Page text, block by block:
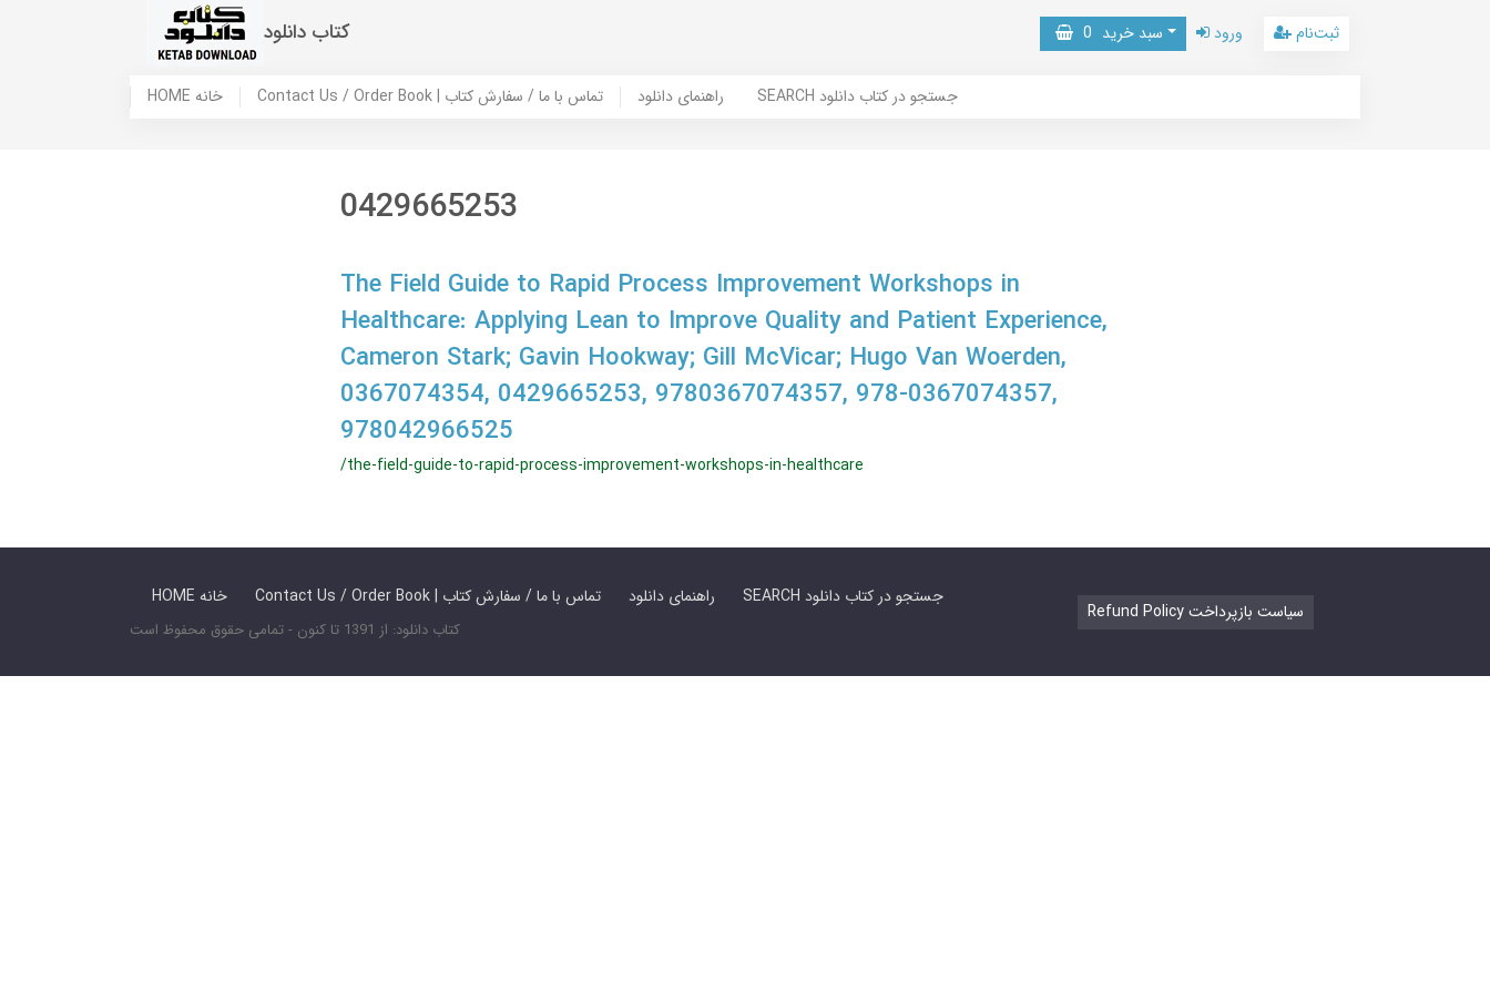
کتاب دانلود سبد خرید 0 ورود ثبت‌نام
HOME خانه Contact Us / Order Book | تماس با ما / سفارش کتاب راهنمای دانلود SEARCH جستجو در کتاب دانلود
0429665253
The Field Guide to Rapid Process Improvement Workshops in
Healthcare: Applying Lean to Improve Quality and Patient Experience,
Cameron Stark; Gavin Hookway; Gill McVicar; Hugo Van Woerden,
0367074354, 0429665253, 9780367074357, 978-0367074357,
978042966525
/the-field-guide-to-rapid-process-improvement-workshops-in-healthcare
HOME خانه Contact Us / Order Book | تماس با ما / سفارش کتاب راهنمای دانلود SEARCH جستجو در کتاب دانلود
کتاب دانلود: از 1391 تا کنون - تمامی حقوق محفوظ است
Refund Policy سیاست بازپرداخت